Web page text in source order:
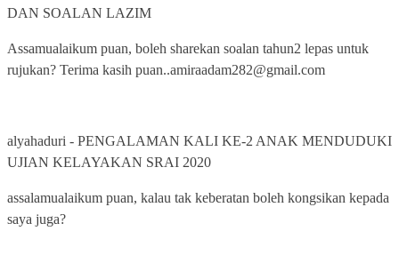
DAN SOALAN LAZIM
Assamualaikum puan, boleh sharekan soalan tahun2 lepas untuk
rujukan? Terima kasih puan..amiraadam282@gmail.com
alyahaduri - PENGALAMAN KALI KE-2 ANAK MENDUDUKI
UJIAN KELAYAKAN SRAI 2020
assalamualaikum puan, kalau tak keberatan boleh kongsikan kepada
saya juga?